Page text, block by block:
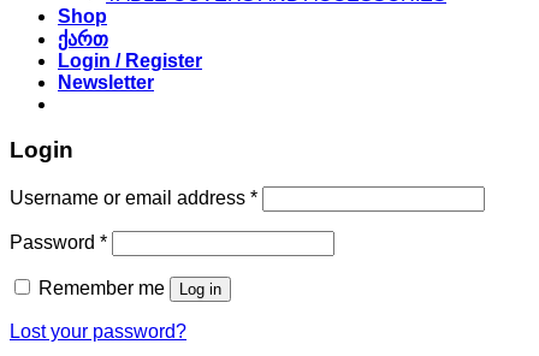
Shop
ქართ
Login / Register
Newsletter
Login
Username or email address *Required
Password *Required
Remember me Log in
Lost your password?